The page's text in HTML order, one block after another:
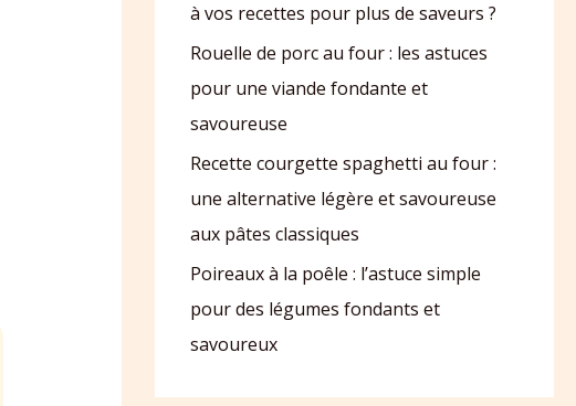
à vos recettes pour plus de saveurs ?
Rouelle de porc au four : les astuces
pour une viande fondante et
savoureuse
Recette courgette spaghetti au four :
une alternative légère et savoureuse
aux pâtes classiques
Poireaux à la poêle : l’astuce simple
pour des légumes fondants et
savoureux